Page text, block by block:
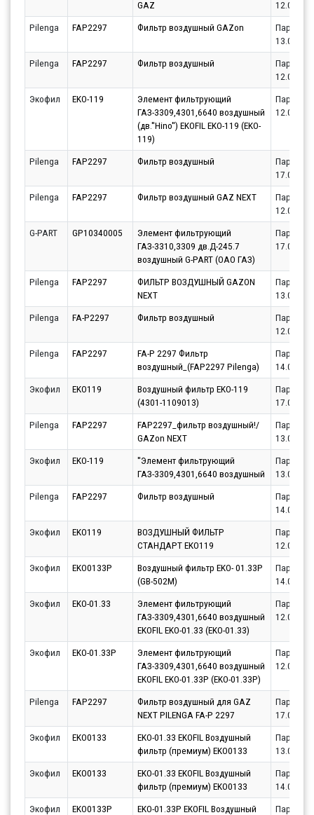
GAZ
Pilenga
FAP2297 Фильтр воздушный GAZon
Партнёр
Pilenga
FAP2297 Фильтр воздушный
Партнёр
Экофил
EKO-119
Элемент фильтрующий
ГАЗ-3309,4301,6640 воздушный
(дв.''Hino'') EKOFIL EKO-119 (EKO-
119)
Партнёр
Pilenga FAP2297 Фильтр воздушный
Партнёр
Pilenga
FAP2297 Фильтр воздушный GAZ NEXT
Партнёр
G-PART
GP10340005
Элемент фильтрующий
ГАЗ-3310,3309 дв.Д-245.7
воздушный G-PART (ОАО ГАЗ)
Партнёр
Pilenga FAP2297
ФИЛЬТР ВОЗДУШНЫЙ GAZON
NEXT
Партнёр
Pilenga
FA-P2297 Фильтр воздушный
Партнёр
Pilenga
FAP2297
FA-P 2297 Фильтр
воздушный_(FAP2297 Pilenga)
Партнёр
Экофил
EKO119
Воздушный фильтр EKO-119
(4301-1109013)
Партнёр
Pilenga
FAP2297
FAP2297_фильтр воздушный!/
GAZon NEXT
Партнёр
Экофил
EKO-119
''Элемент фильтрующий
ГАЗ-3309,4301,6640 воздушный
Партнёр
Pilenga
FAP2297 Фильтр воздушный
Партнёр
Экофил
EKO119
ВОЗДУШНЫЙ ФИЛЬТР
СТАНДАРТ EKO119
Партнёр
Экофил
EKO0133P
Воздушный фильтр EKO- 01.33P
(GB-502M)
Партнёр
Экофил
EKO-01.33
Элемент фильтрующий
ГАЗ-3309,4301,6640 воздушный
EKOFIL EKO-01.33 (EKO-01.33)
Партнёр
Экофил EKO-01.33P
Элемент фильтрующий
ГАЗ-3309,4301,6640 воздушный
EKOFIL EKO-01.33P (EKO-01.33P)
Партнёр
Pilenga FAP2297
Фильтр воздушный для GAZ
NEXT PILENGA FA-P 2297
Партнёр
Экофил
EKO0133
EKO-01.33 EKOFIL Воздушный
фильтр (премиум) EKO0133
Партнёр
Экофил
EKO0133
EKO-01.33 EKOFIL Воздушный
фильтр (премиум) EKO0133
Партнёр
Экофил
EKO0133P
EKO-01.33P EKOFIL Воздушный
Партнёр